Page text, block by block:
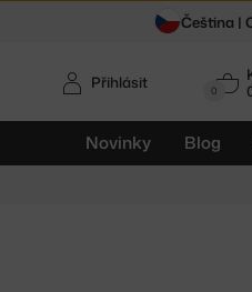
0
Novinky Blog
Přihlásit
Čeština |